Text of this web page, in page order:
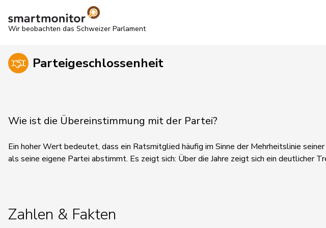
Wir beobachten das Schweizer Parlament
Parteigeschlossenheit
Wie ist die Übereinstimmung mit der Partei?
Ein hoher Wert bedeutet, dass ein Ratsmitglied häufig im Sinne der Mehrheitslinie
als seine eigene Partei abstimmt. Es zeigt sich: Über die Jahre zeigt sich ein deutlicher
Zahlen & Fakten